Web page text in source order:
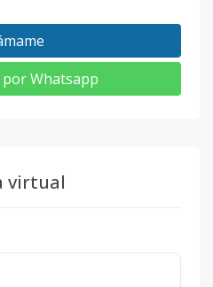
por Whatsapp
virtual